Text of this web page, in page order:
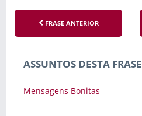
FRASE ANTERIOR
ASSUNTOS DESTA FRASE
Mensagens Bonitas